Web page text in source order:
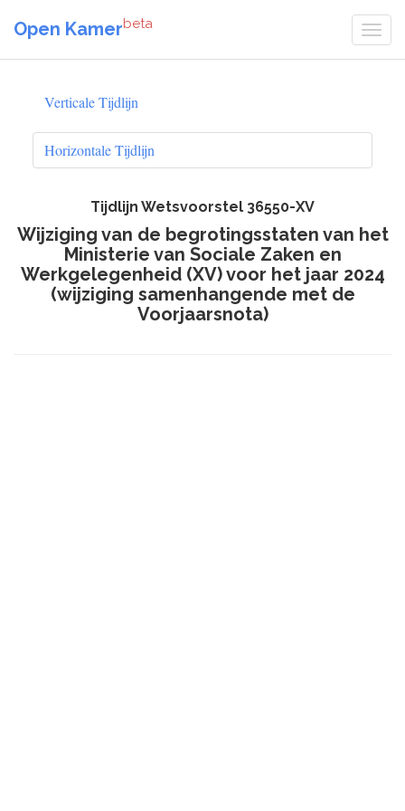
Open Kamerbeta
Verticale Tijdlijn
Horizontale Tijdlijn
Tijdlijn Wetsvoorstel 36550-XV
Wijziging van de begrotingsstaten van het
Ministerie van Sociale Zaken en
Werkgelegenheid (XV) voor het jaar 2024
(wijziging samenhangende met de
Voorjaarsnota)